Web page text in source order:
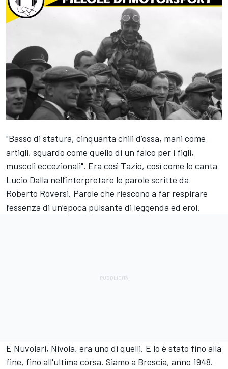
"Basso di statura, cinquanta chili d’ossa, mani come
artigli, sguardo come quello di un falco per i figli,
muscoli eccezionali". Era così Tazio, così come lo canta
Lucio Dalla nell’interpretare le parole scritte da
Roberto Roversi. Parole che riescono a far respirare
l’essenza di un’epoca pulsante di leggenda ed eroi.
E Nuvolari, Nivola, era uno di quelli. E lo è stato fino alla
fine, fino all'ultima corsa. Siamo a Brescia, anno 1948.